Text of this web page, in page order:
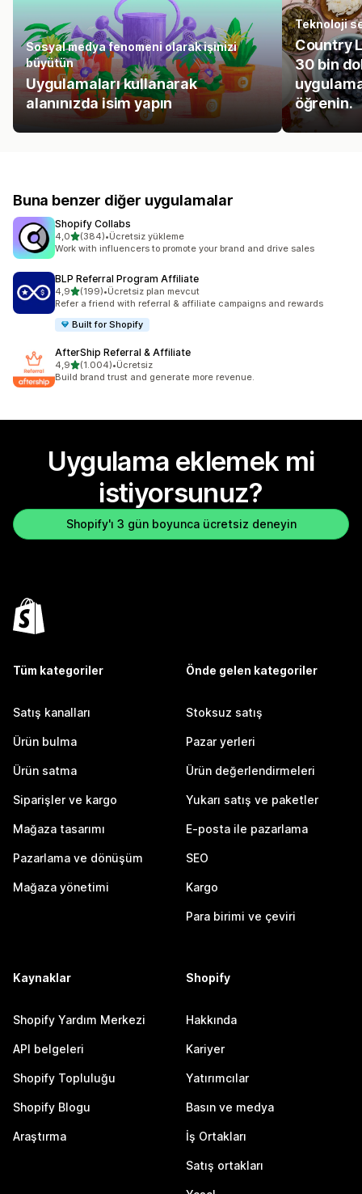
Sosyal medya fenomeni olarak işinizi
büyütün
Uygulamaları kullanarak
alanınızda isim yapın
Teknoloji
Country
30 bin
öğrenin.
Buna benzer diğer uygulamalar
Shopify Collabs
4,05 yıldız üzerinden
(384)
toplam 384 değerlendirme
•Ücretsiz yükleme
Work with influencers to promote your brand and drive sales
BLP Referral Program Affiliate
4,95 yıldız üzerinden
(199)
toplam 199 değerlendirme
•Ücretsiz plan mevcut
Refer a friend with referral & affiliate campaigns and rewards
Built for Shopify
AfterShip Referral & Affiliate
4,95 yıldız üzerinden
(1.004)
toplam 1004 değerlendirme
•Ücretsiz
Build brand trust and generate more revenue.
Uygulama eklemek mi
istiyorsunuz?
Shopify'ı 3 gün boyunca ücretsiz deneyin
Tüm kategoriler
Satış kanalları
Ürün bulma
Ürün satma
Siparişler ve kargo
Mağaza tasarımı
Pazarlama ve dönüşüm
Mağaza yönetimi
Önde gelen kategoriler
Stoksuz satış
Pazar yerleri
Ürün değerlendirmeleri
Yukarı satış ve paketler
E-posta ile pazarlama
SEO
Kargo
Para birimi ve çeviri
Kaynaklar
Shopify Yardım Merkezi
API belgeleri
Shopify Topluluğu
Shopify Blogu
Araştırma
Shopify
Hakkında
Kariyer
Yatırımcılar
Basın ve medya
İş Ortakları
Satış ortakları